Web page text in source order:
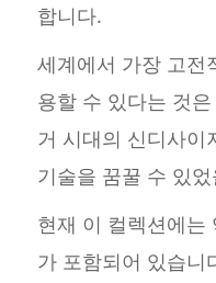
합니다.
세계에서 가장 고전
용할 수 있다는 것
거 시대의 신디사이
기술을 꿈꿀 수 있
현재 이 컬렉션에는
가 포함되어 있습니